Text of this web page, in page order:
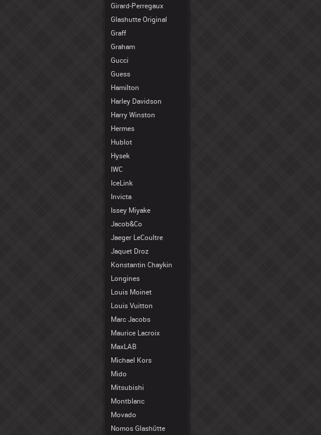
Girard-Perregaux
Glashutte Original
Graff
Graham
Gucci
Guess
Hamilton
Harley Davidson
Harry Winston
Hermes
Hublot
Hysek
IWC
IceLink
Invicta
Issey Miyake
Jacob&Co
Jaeger LeCoultre
Jaquet Droz
Konstantin Chaykin
Longines
Louis Moinet
Louis Vuitton
Marc Jacobs
Maurice Lacroix
MaxLAB
Michael Kors
Mido
Mitsubishi
Montblanc
Movado
Nomos Glashütte